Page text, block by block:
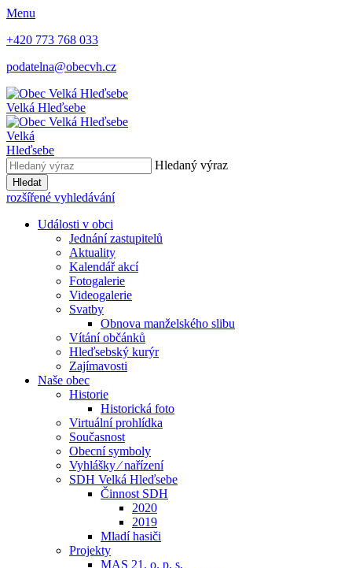
Menu
+420 773 768 033
podatelna@obecvh.cz
Velká Hleďsebe
Velká
Hleďsebe
Hledaný výraz
Hledat
rozšířené vyhledávání
Události v obci
Jednání zastupitelů
Aktuality
Kalendář akcí
Fotogalerie
Videogalerie
Svatby
Obnova manželského slibu
Vítání občánků
Hleďsebský kurýr
Zajímavosti
Naše obec
Historie
Historická foto
Virtuální prohlídka
Současnost
Obecní symboly
Vyhlášky ⁄ nařízení
SDH Velká Hleďsebe
Činnost SDH
2020
2019
Mladí hasiči
Projekty
MAS 21. o. p. s.